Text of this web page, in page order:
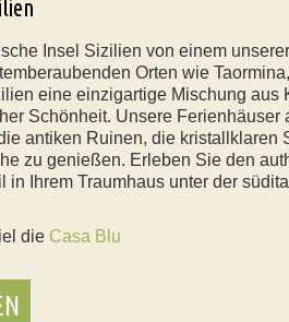
Insel Sizilien von einem unserer
Orten wie
eine einzigartige Mischung aus
Schönheit. Unsere Ferienhäuser
antiken Ruinen, die kristallklaren
zu genießen. Erleben Sie den
in Ihrem Traumhaus unter der
die Casa Blu